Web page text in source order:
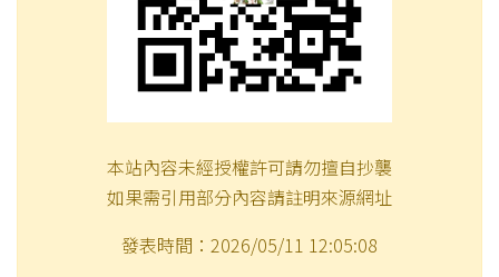
本站內容未經授權許可請勿擅自抄襲
如果需引用部分內容請註明來源網址
發表時間：2026/05/11 12:05:08